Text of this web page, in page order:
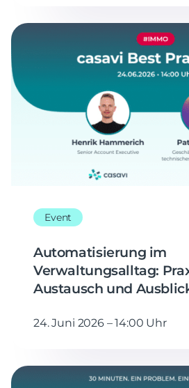
Event
Automatisierung im
Verwaltungsalltag:
Austausch und
24. Juni 2026 – 14:00 Uhr